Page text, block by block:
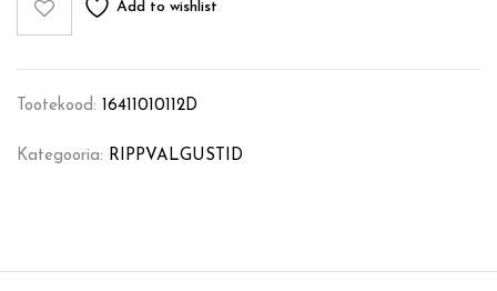
Add to wishlist
Tootekood: 16411010112D
Kategooria: RIPPVALGUSTID